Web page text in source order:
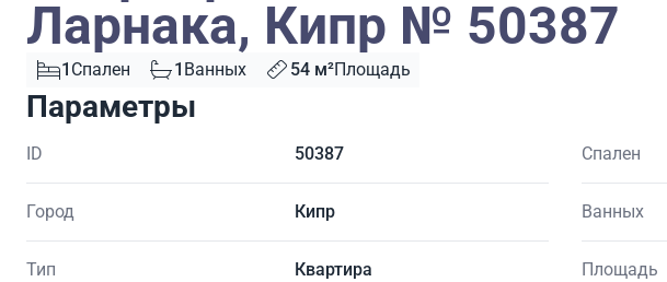
Ларнака, Кипр № 50387
1 Спален 1 Ванных 54 м²Площадь
Параметры
ID 50387
Город Кипр
Тип Квартира
Спален
Ванных
Площадь